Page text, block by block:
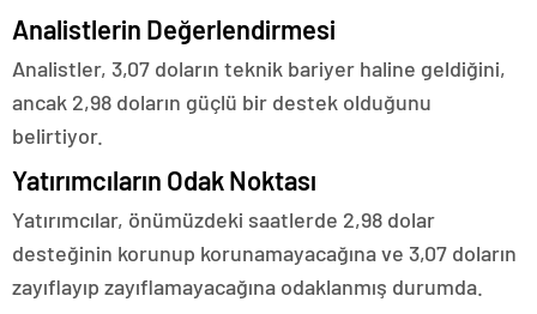
Analistlerin Değerlendirmesi
Analistler, 3,07 doların teknik bariyer haline geldiğini,
ancak 2,98 doların güçlü bir destek olduğunu
belirtiyor.
Yatırımcıların Odak Noktası
Yatırımcılar, önümüzdeki saatlerde 2,98 dolar
desteğinin korunup korunamayacağına ve 3,07 doların
zayıflayıp zayıflamayacağına odaklanmış durumda.